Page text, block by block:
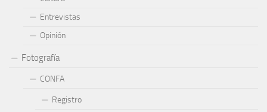
Entrevistas
Opinión
Fotografía
CONFA
Registro